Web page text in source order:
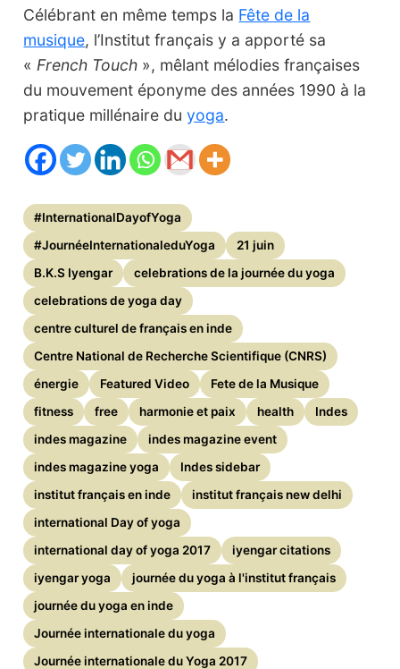
Célébrant en même temps la Fête de la
musique, l’Institut français y a apporté sa
« French Touch », mêlant mélodies françaises
du mouvement éponyme des années 1990 à la
pratique millénaire duyoga.
#InternationalDayofYoga
#JournéeInternationaleduYoga
21 juin
B.K.S Iyengar
celebrations de la journée du yoga
celebrations de yoga day
centre culturel de français en inde
Centre National de Recherche Scientifique (CNRS)
énergie
Featured Video
Fete de la Musique
fitness
free harmonie et paix health
Indes
indes magazine
indes magazine event
indes magazine yoga
Indes sidebar
institut français en inde
institut français new delhi
international Day of yoga
international day of yoga 2017
iyengar citations
iyengar yoga
journée du yoga à l'institut français
journée du yoga en inde
Journée internationale du yoga
Journée internationale du Yoga 2017